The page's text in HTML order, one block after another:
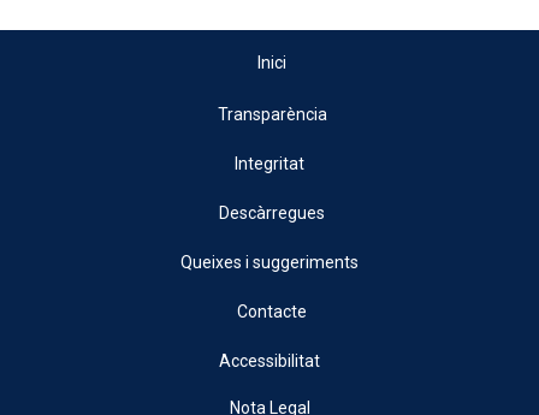
Inici
Transparència
Integritat
Descàrregues
Queixes i suggeriments
Contacte
Accessibilitat
Nota Legal